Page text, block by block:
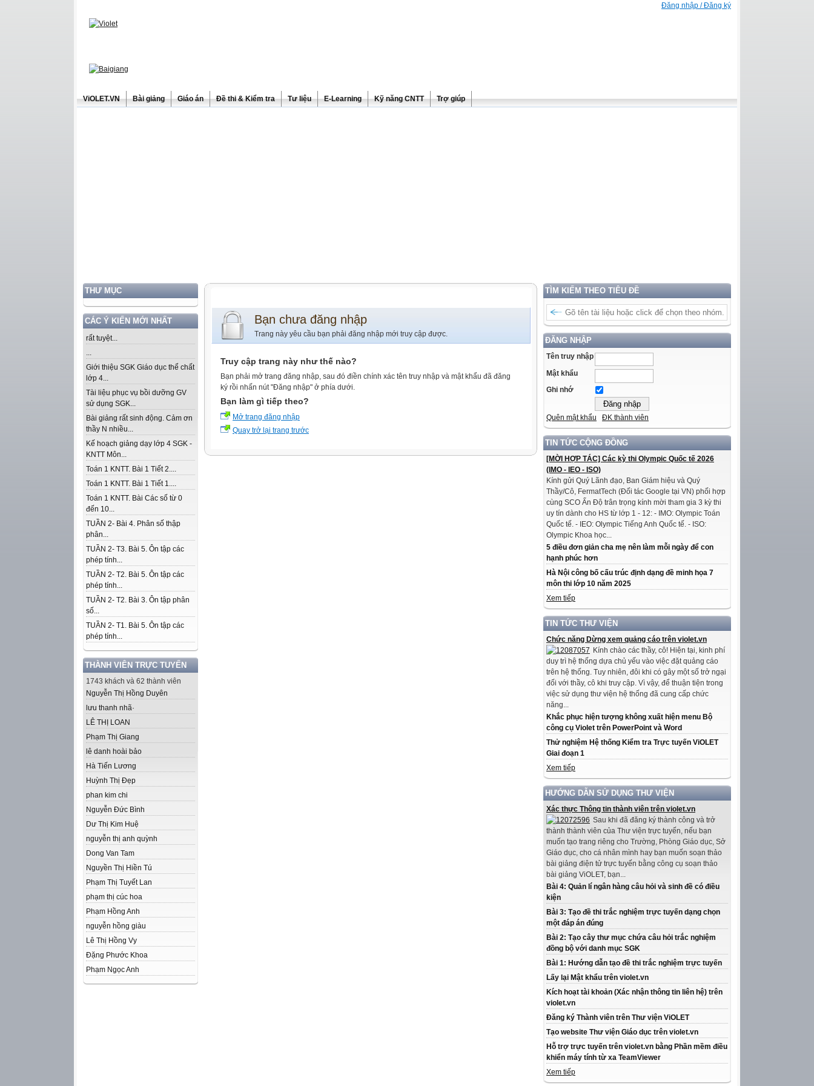
Đăng nhập / Đăng ký
ViOLET.VN Bài giảng Giáo án Đề thi & Kiểm tra Tư liệu E-Learning Kỹ năng CNTT Trợ giúp
THƯ MỤC
CÁC Ý KIẾN MỚI NHẤT
rất tuyệt...
...
Giới thiệu SGK Giáo dục thể chất
lớp 4...
Tài liệu phục vụ bồi dưỡng GV
sử dụng SGK...
Bài giảng rất sinh động. Cảm ơn
thầy N nhiều...
Kế hoạch giảng dạy lớp 4 SGK -
KNTT Môn...
Toán 1 KNTT. Bài 1 Tiết 2....
Toán 1 KNTT. Bài 1 Tiết 1....
Toán 1 KNTT. Bài Các số từ 0
đến 10...
TUẦN 2- Bài 4. Phân số thập
phân...
TUẦN 2- T3. Bài 5. Ôn tập các
phép tính...
TUẦN 2- T2. Bài 5. Ôn tập các
phép tính...
TUẦN 2- T2. Bài 3. Ôn tập phân
số...
TUẦN 2- T1. Bài 5. Ôn tập các
phép tính...
THÀNH VIÊN TRỰC TUYẾN
1743 khách và 62 thành viên
Nguyễn Thị Hồng Duyên
lưu thanh nhã·
LÊ THỊ LOAN
Phạm Thị Giang
lê danh hoài bảo
Hà Tiến Lương
Huỳnh Thị Đẹp
phan kim chi
Nguyễn Đức Bình
Dư Thị Kim Huệ
nguyễn thị anh quỳnh
Dong Van Tam
Nguyền Thị Hiền Tú
Phạm Thị Tuyết Lan
phạm thị cúc hoa
Phạm Hồng Anh
nguyễn hồng giàu
Lê Thị Hồng Vy
Đặng Phước Khoa
Phạm Ngọc Anh
TÌM KIẾM THEO TIÊU ĐỀ
ĐĂNG NHẬP
Tên truy nhập
Mật khẩu
Ghi nhớ
Quên mật khẩu ĐK thành viên
TIN TỨC CỘNG ĐỒNG
[MỜI HỢP TÁC] Các kỳ thi Olympic Quốc tế 2026
(IMO - IEO - ISO)
Kính gửi Quý Lãnh đạo, Ban Giám hiệu và Quý
Thầy/Cô, FermatTech (Đối tác Google tại VN) phối hợp
cùng SCO Ấn Độ trân trọng kính mời tham gia 3 kỳ thi
uy tín dành cho HS từ lớp 1 - 12: - IMO: Olympic Toán
Quốc tế. - IEO: Olympic Tiếng Anh Quốc tế. - ISO:
Olympic Khoa học...
5 điều đơn giản cha mẹ nên làm mỗi ngày để con
hạnh phúc hơn
Hà Nội công bố cấu trúc định dạng đề minh họa 7
môn thi lớp 10 năm 2025
Xem tiếp
TIN TỨC THƯ VIỆN
Chức năng Dừng xem quảng cáo trên violet.vn
Kính chào các thầy, cô! Hiện tại, kinh phí
duy trì hệ thống dựa chủ yếu vào việc đặt quảng cáo
trên hệ thống. Tuy nhiên, đôi khi có gây một số trở ngại
đối với thầy, cô khi truy cập. Vì vậy, để thuận tiện trong
việc sử dụng thư viện hệ thống đã cung cấp chức
năng...
Khắc phục hiện tượng không xuất hiện menu Bộ
công cụ Violet trên PowerPoint và Word
Thử nghiệm Hệ thống Kiểm tra Trực tuyến ViOLET
Giai đoạn 1
Xem tiếp
HƯỚNG DẪN SỬ DỤNG THƯ VIỆN
Xác thực Thông tin thành viên trên violet.vn
Sau khi đã đăng ký thành công và trở
thành thành viên của Thư viện trực tuyến, nếu bạn
muốn tạo trang riêng cho Trường, Phòng Giáo dục, Sở
Giáo dục, cho cá nhân mình hay bạn muốn soạn thảo
bài giảng điện tử trực tuyến bằng công cụ soạn thảo
bài giảng ViOLET, bạn...
Bài 4: Quản lí ngân hàng câu hỏi và sinh đề có điều
kiện
Bài 3: Tạo đề thi trắc nghiệm trực tuyến dạng chọn
một đáp án đúng
Bài 2: Tạo cây thư mục chứa câu hỏi trắc nghiệm
đồng bộ với danh mục SGK
Bài 1: Hướng dẫn tạo đề thi trắc nghiệm trực tuyến
Lấy lại Mật khẩu trên violet.vn
Kích hoạt tài khoản (Xác nhận thông tin liên hệ) trên
violet.vn
Đăng ký Thành viên trên Thư viện ViOLET
Tạo website Thư viện Giáo dục trên violet.vn
Hỗ trợ trực tuyến trên violet.vn bằng Phần mềm điều
khiển máy tính từ xa TeamViewer
Xem tiếp
Bạn chưa đăng nhập
Trang này yêu cầu bạn phải đăng nhập mới truy cập được.
Truy cập trang này như thế nào?
Bạn phải mở trang đăng nhập, sau đó điền chính xác tên truy nhập và mật khẩu đã đăng
ký rồi nhấn nút "Đăng nhập" ở phía dưới.
Bạn làm gì tiếp theo?
Mở trang đăng nhập
Quay trở lại trang trước